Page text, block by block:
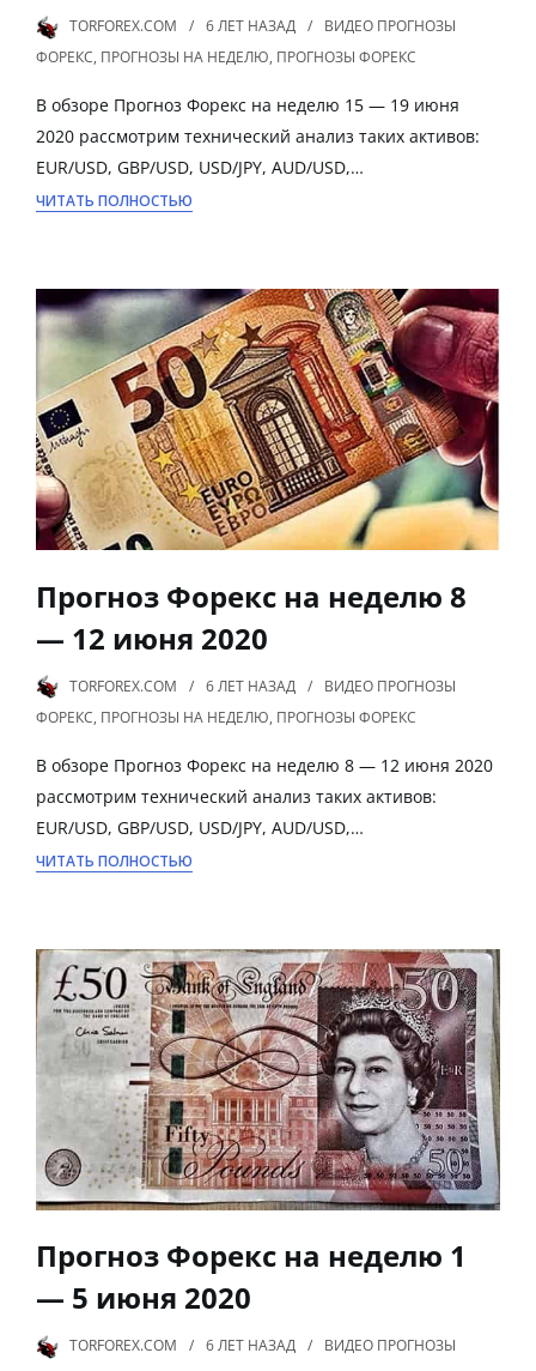
TORFOREX.COM 6 ЛЕТ НАЗАД
ВИДЕО ПРОГНОЗЫ
ФОРЕКС, ПРОГНОЗЫ НА НЕДЕЛЮ, ПРОГНОЗЫ ФОРЕКС
В обзоре Прогноз Форекс на неделю 15 — 19 июня
2020 рассмотрим технический анализ таких активов:
EUR/USD, GBP/USD, USD/JPY, AUD/USD,…
ЧИТАТЬ ПОЛНОСТЬЮ
Прогноз Форекс на неделю 8
— 12 июня 2020
TORFOREX.COM 6 ЛЕТ НАЗАД
ВИДЕО ПРОГНОЗЫ
ФОРЕКС, ПРОГНОЗЫ НА НЕДЕЛЮ, ПРОГНОЗЫ ФОРЕКС
В обзоре Прогноз Форекс на неделю 8 — 12 июня 2020
рассмотрим технический анализ таких активов:
EUR/USD, GBP/USD, USD/JPY, AUD/USD,…
ЧИТАТЬ ПОЛНОСТЬЮ
Прогноз Форекс на неделю 1
— 5 июня 2020
TORFOREX.COM 6 ЛЕТ НАЗАД
ВИДЕО ПРОГНОЗЫ